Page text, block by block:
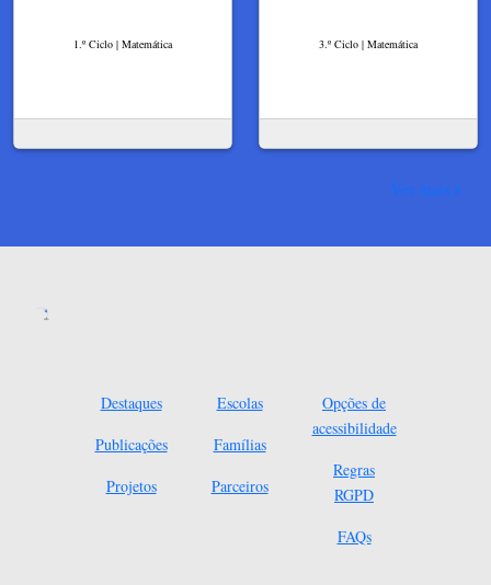
1.º Ciclo | Matemática 3.º Ciclo | Matemática
Ver mais
Destaques
Publicações
Projetos
Escolas
Famílias
Parceiros
Opções de
acessibilidade
Regras
RGPD
FAQs